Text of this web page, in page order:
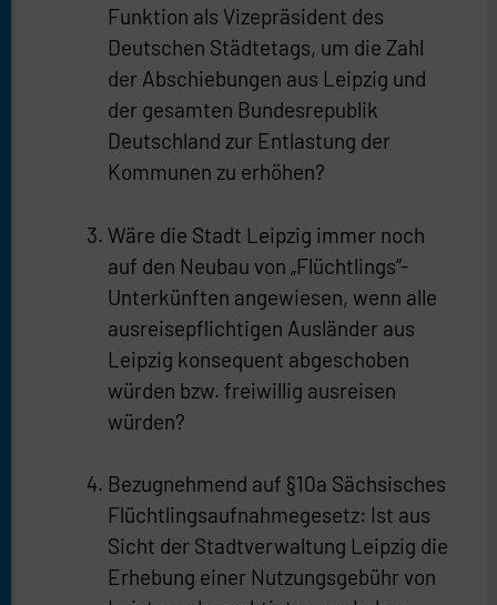
Funktion als Vizepräsident des
Deutschen Städtetags, um die Zahl
der Abschiebungen aus Leipzig und
der gesamten Bundesrepublik
Deutschland zur Entlastung der
Kommunen zu erhöhen?
Wäre die Stadt Leipzig immer noch
auf den Neubau von „Flüchtlings“-
Unterkünften angewiesen, wenn alle
ausreisepflichtigen Ausländer aus
Leipzig konsequent abgeschoben
würden bzw. freiwillig ausreisen
würden?
Bezugnehmend auf §10a Sächsisches
Flüchtlingsaufnahmegesetz: Ist aus
Sicht der Stadtverwaltung Leipzig die
Erhebung einer Nutzungsgebühr von